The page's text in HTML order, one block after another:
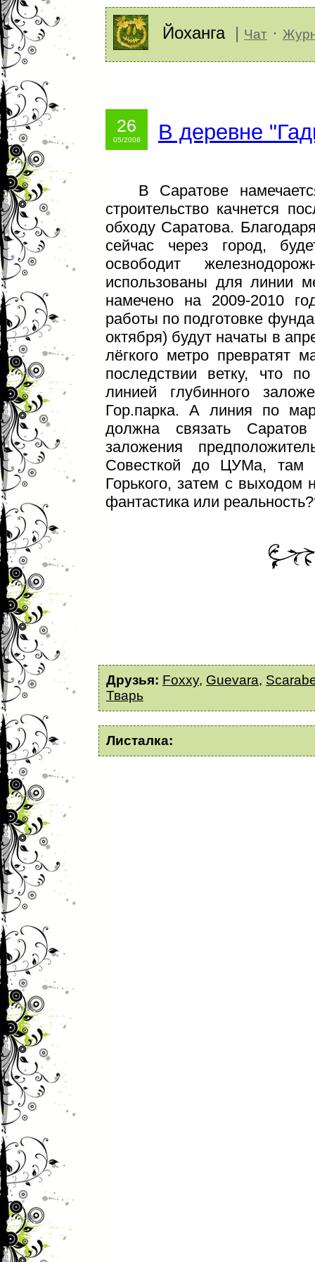
Йоханга| Чат ·
26
05/2008 В деревне
В Саратове
строительство качнется
обходу Саратова.
сейчас через город,
освободит
использованы для линии
намечено на 2009-2010
работы по подготовке
октября) будут начаты в
лёгкого метро
последствии ветку, что
линией глубинного
Гор.парка. А линия по
должна связать
заложения
Совесткой до ЦУМа, там
Горького, затем с выходом
фантастика или
Друзья: Foxxy, Guevara,
Тварь
Листалка: